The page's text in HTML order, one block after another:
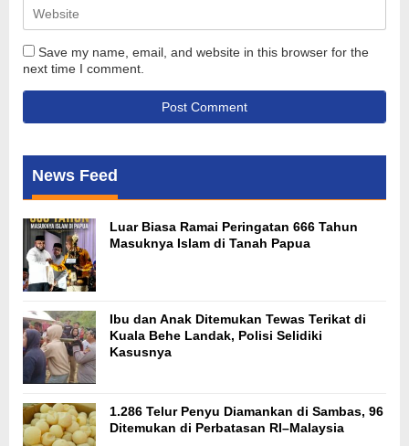
Save my name, email, and website in this browser for the
next time I comment.
News Feed
Luar Biasa Ramai Peringatan 666 Tahun
Masuknya Islam di Tanah Papua
Ibu dan Anak Ditemukan Tewas Terikat di
Kuala Behe Landak, Polisi Selidiki
Kasusnya
1.286 Telur Penyu Diamankan di Sambas, 96
Ditemukan di Perbatasan RI–Malaysia